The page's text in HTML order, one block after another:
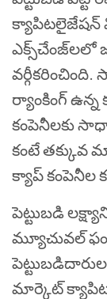
క్యాపిటలైజేషన్
ఎక్స్‌చేంజ్‌లలో
ర్యాంకింగ్
కంపెనీలకు
కంటే తక్కువ
క్యాప్ కంపెనీల
పెట్టుబడి
మ్యూచువల్
మార్కెట్